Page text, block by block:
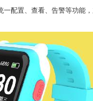
一配置、查看、告警等功能